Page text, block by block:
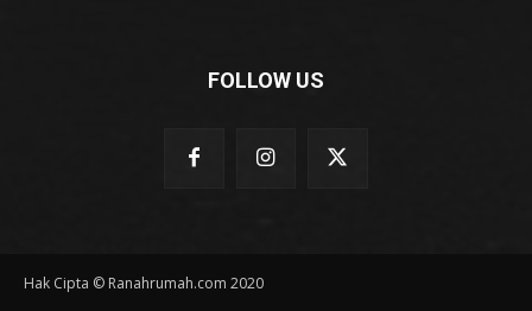
FOLLOW US
Hak Cipta © Ranahrumah.com 2020